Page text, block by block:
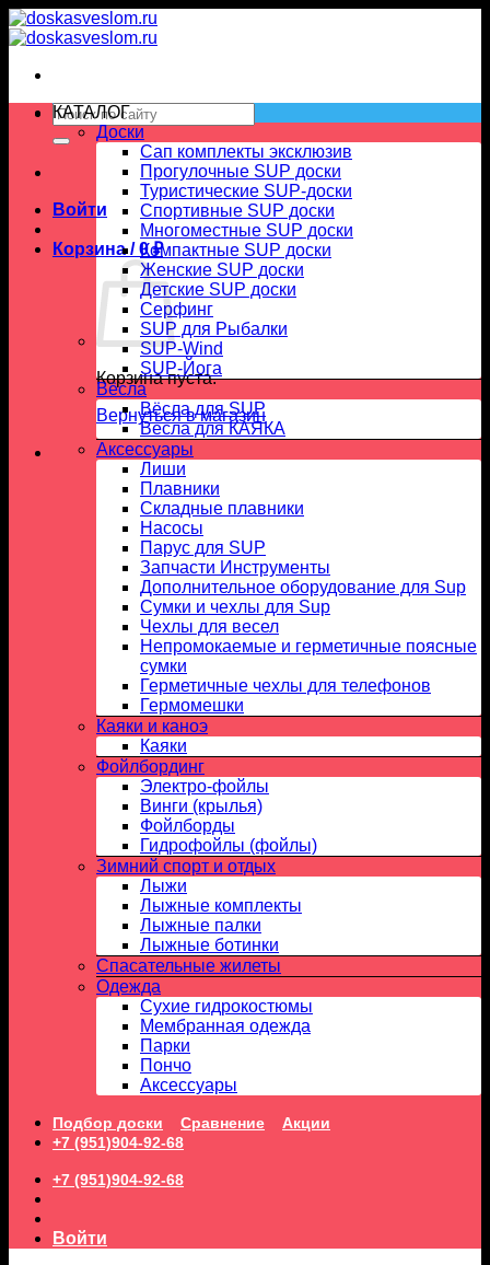
Skip
to
Искать:
Войти
Корзина /0₽
Корзина пуста.
Вернуться в магазин
КАТАЛОГ
Доски
Сап комплекты эксклюзив
Прогулочные SUP доски
Туристические SUP-доски
Спортивные SUP доски
Многоместные SUP доски
Компактные SUP доски
Женские SUP доски
Детские SUP доски
Серфинг
SUP для Рыбалки
SUP-Wind
SUP-Йога
Вёсла
Вёсла для SUP
Весла для КАЯКА
Аксессуары
Лиши
Плавники
Складные плавники
Насосы
Парус для SUP
Запчасти Инструменты
Дополнительное оборудование для Sup
Сумки и чехлы для Sup
Чехлы для весел
Непромокаемые и герметичные поясные
сумки
Герметичные чехлы для телефонов
Гермомешки
Каяки и каноэ
Каяки
Фойлбординг
Электро-фойлы
Винги (крылья)
Фойлборды
Гидрофойлы (фойлы)
Зимний спорт и отдых
Лыжи
Лыжные комплекты
Лыжные палки
Лыжные ботинки
Спасательные жилеты
Одежда
Сухие гидрокостюмы
Мембранная одежда
Парки
Пончо
Аксессуары
Подбор доски Сравнение
Акции
+7 (951)904-92-68
+7 (951)904-92-68
Войти